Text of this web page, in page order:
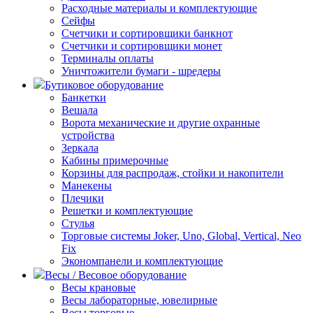
Расходные материалы и комплектующие
Сейфы
Счетчики и сортировщики банкнот
Счетчики и сортировщики монет
Терминалы оплаты
Уничтожители бумаги - шредеры
Бутиковое оборудование
Банкетки
Вешала
Ворота механические и другие охранные
устройства
Зеркала
Кабины примерочные
Корзины для распродаж, стойки и накопители
Манекены
Плечики
Решетки и комплектующие
Стулья
Торговые системы Joker, Uno, Global, Vertical, Neo
Fix
Экономпанели и комплектующие
Весы / Весовое оборудование
Весы крановые
Весы лабораторные, ювелирные